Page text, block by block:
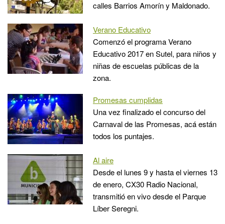
calles Barrios Amorín y Maldonado.
Verano Educativo
Comenzó el programa Verano
Educativo 2017 en Sutel, para niños y
niñas de escuelas públicas de la
zona.
Promesas cumplidas
Una vez finalizado el concurso del
Carnaval de las Promesas, acá están
todos los puntajes.
Al aire
Desde el lunes 9 y hasta el viernes 13
de enero, CX30 Radio Nacional,
transmitió en vivo desde el Parque
Líber Seregni.